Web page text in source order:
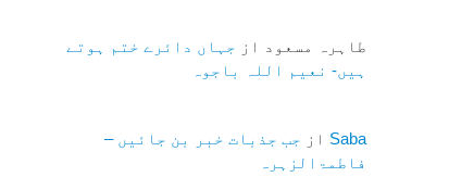
طاہرہ مسعود از جہاں دائرے ختم ہوتے
ہیں- نعیم اللہ باجوہ
Saba از جب جذبات خبر بن جائیں –
فاطمۃالزہرہ